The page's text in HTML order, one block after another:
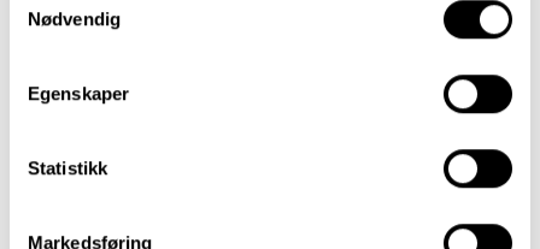
Nødvendig
Egenskaper
Statistikk
Markedsføring
En fullsatt Olavskirke stemte med i salmesangen.